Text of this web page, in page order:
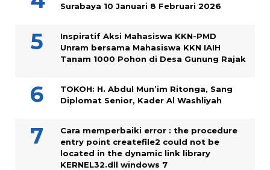
Surabaya 10 Januari 8 Februari 2026
Inspiratif Aksi Mahasiswa KKN-PMD
Unram bersama Mahasiswa KKN IAIH
Tanam 1000 Pohon di Desa Gunung Rajak
TOKOH: H. Abdul Mun’im Ritonga, Sang
Diplomat Senior, Kader Al Washliyah
Cara memperbaiki error : the procedure
entry point createfile2 could not be
located in the dynamic link library
KERNEL32.dll windows 7